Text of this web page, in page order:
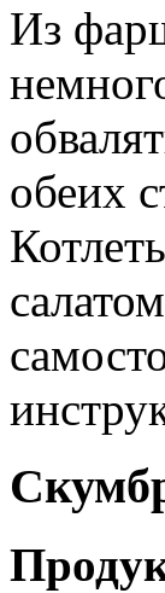
Из
обеих